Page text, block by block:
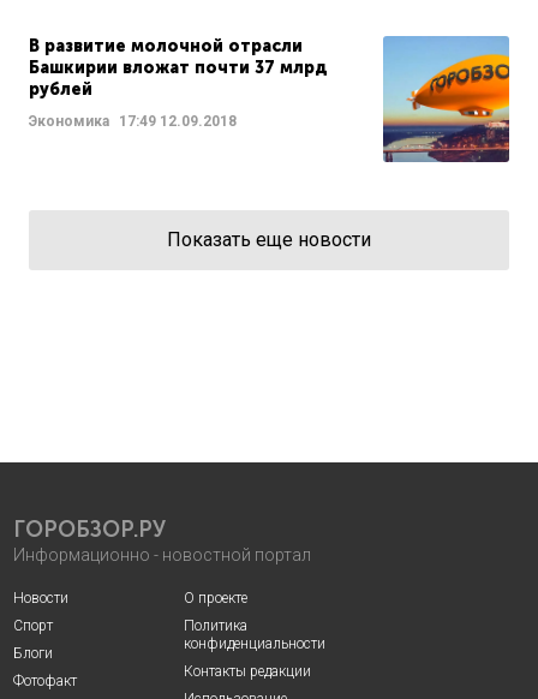
В развитие молочной отрасли
Башкирии вложат почти 37 млрд
рублей
Экономика 17:49 12.09.2018
Показать еще новости
ГОРОБЗОР.РУ
Информационно - новостной портал
Новости
Спорт
Блоги
Фотофакт
О проекте
Политика
конфиденциальности
Контакты редакции